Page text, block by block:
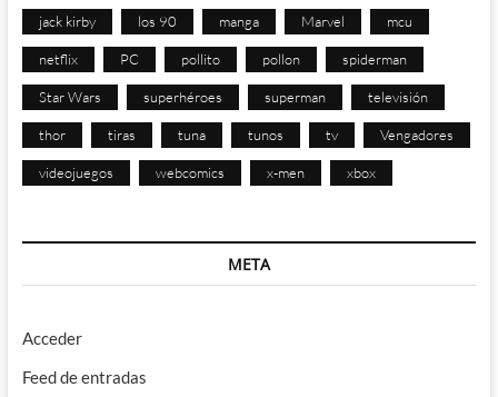
jack kirby los 90 manga Marvel mcu
netflix PC pollito pollon spiderman
Star Wars superhéroes superman televisión
thor tiras tuna tunos tv Vengadores
videojuegos webcomics x-men xbox
META
Acceder
Feed de entradas